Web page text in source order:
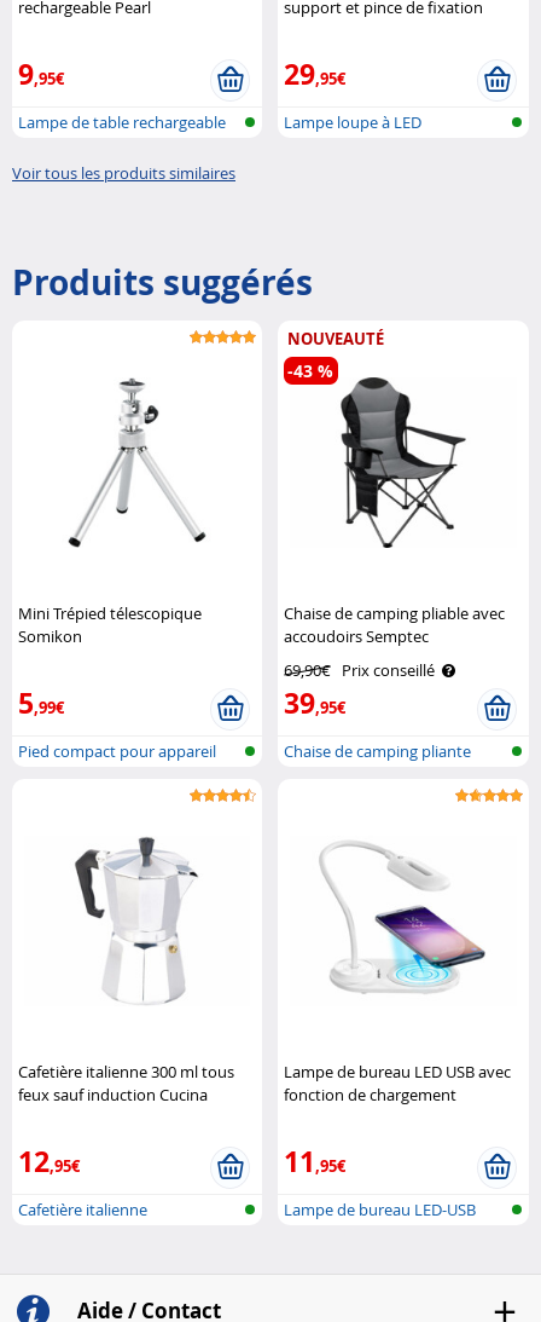
rechargeable Pearl
9,95€
Lampe de table rechargeable
support et pince de fixation
29,95€
Lampe loupe à LED
Voir tous les produits similaires
Produits suggérés
Mini Trépied télescopique
Somikon
5,99€
Pied compact pour appareil
NOUVEAUTÉ
Chaise de camping pliable avec
accoudoirs Semptec
69,90€ Prix conseillé
39,95€
-43 %
Chaise de camping pliante
Cafetière italienne 300 ml tous
feux sauf induction Cucina
12,95€
Cafetière italienne
Lampe de bureau LED USB avec
fonction de chargement
11,95€
Lampe de bureau LED-USB
Aide / Contact